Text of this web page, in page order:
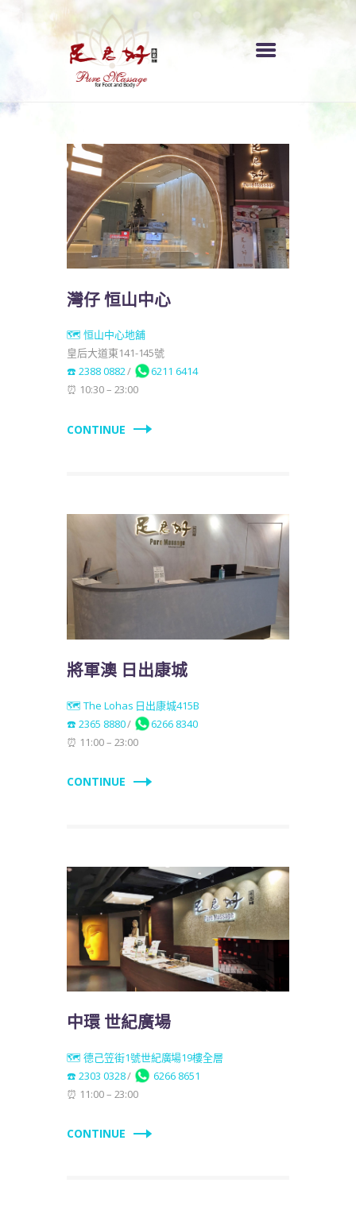
首頁
服務收費
各區分店
關於我們
灣仔 恒山中心
🗺️ 恒山中心地舖
皇后大道東141-145號
☎️ 2388 0882/
6211 6414
⏰ 10:30 – 23:00
CONTINUE
將軍澳 日出康城
🗺️ The Lohas 日出康城415B
☎️ 2365 8880/
6266 8340
⏰ 11:00 – 23:00
CONTINUE
中環 世紀廣場
🗺️ 德己笠街1號世紀廣場19樓全層
☎️ 2303 0328/
6266 8651
⏰ 11:00 – 23:00
CONTINUE